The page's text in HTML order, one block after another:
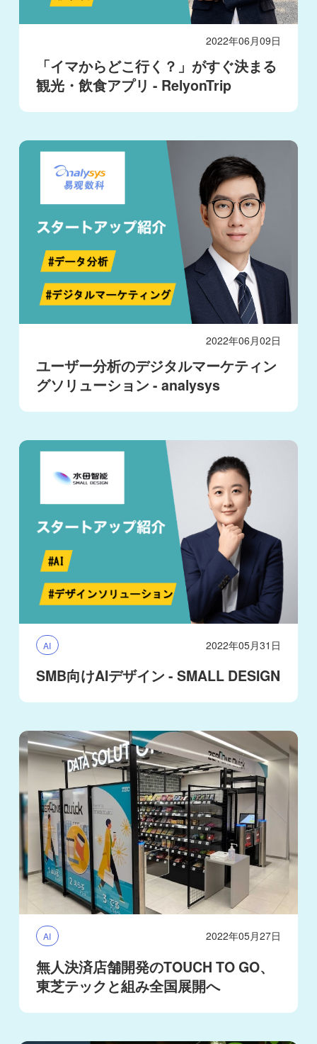
2022年06月09日
「イマからどこ行く？」がすぐ決まる
観光・飲食アプリ - RelyonTrip
2022年06月02日
ユーザー分析のデジタルマーケティン
グソリューション - analysys
AI 2022年05月31日
SMB向けAIデザイン - SMALL DESIGN
AI 2022年05月27日
無人決済店舗開発のTOUCH TO GO、
東芝テックと組み全国展開へ